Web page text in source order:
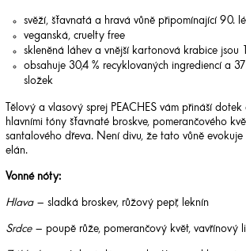
svěží, šťavnatá a hravá vůně připomínající 90.
veganská, cruelty free
skleněná láhev a vnější kartonová krabice jsou
obsahuje 30,4 % recyklovaných ingrediencí a
složek
Tělový a vlasový sprej PEACHES vám přináší
hlavními tóny šťavnaté broskve, pomerančového
santalového dřeva. Není divu, že tato vůně
elán.
Vonné nóty:
Hlava– sladká broskev, růžový pepř, leknín
Srdce– poupě růže, pomerančový květ, vavřínový